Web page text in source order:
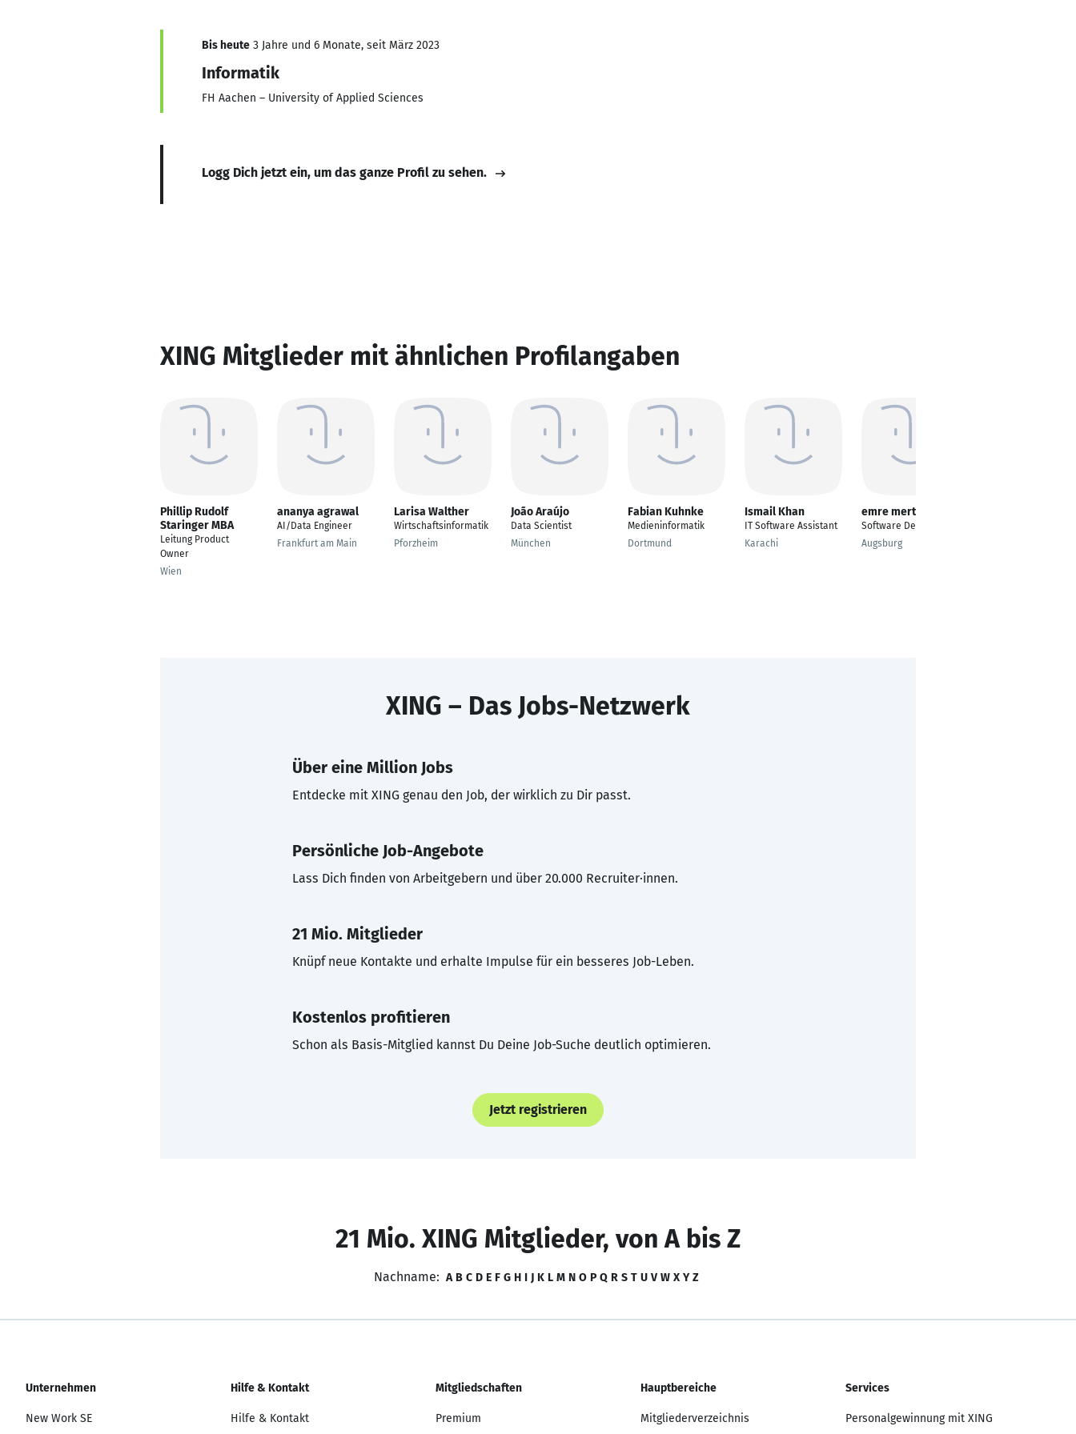
Bis heute 3 Jahre und 6 Monate, seit März 2023
Informatik
FH Aachen – University of Applied Sciences
Logg Dich jetzt ein, um das ganze Profil zu sehen.
XING Mitglieder mit ähnlichen Profilangaben
Phillip Rudolf
Staringer MBA
Leitung Product
Owner
Wien
ananya agrawal
AI/Data Engineer
Frankfurt am Main
Larisa Walther
Wirtschaftsinformatik
Pforzheim
João Araújo
Data Scientist
München
Fabian Kuhnke
Medieninformatik
Dortmund
Ismail Khan
IT Software Assistant
Karachi
emre mert
Software Developer
Augsburg
XING – Das Jobs-Netzwerk
Über eine Million Jobs
Entdecke mit XING genau den Job, der wirklich zu Dir passt.
Persönliche Job-Angebote
Lass Dich finden von Arbeitgebern und über 20.000 Recruiter·innen.
21 Mio. Mitglieder
Knüpf neue Kontakte und erhalte Impulse für ein besseres Job-Leben.
Kostenlos profitieren
Schon als Basis-Mitglied kannst Du Deine Job-Suche deutlich optimieren.
Jetzt registrieren
21 Mio. XING Mitglieder, von A bis Z
Nachname: A B C D E F G H I J K L M N O P Q R S T U V W X Y Z
Unternehmen
New Work SE
Hilfe & Kontakt
Hilfe & Kontakt
Mitgliedschaften
Premium
Hauptbereiche
Mitgliederverzeichnis
Services
Personalgewinnung mit XING